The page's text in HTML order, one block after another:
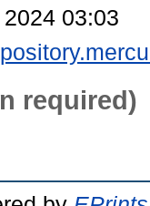
03:03
required)